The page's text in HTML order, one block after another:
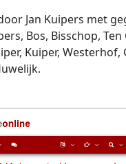
Jan Kuipers met
Bos, Bisschop, Ten
Kuiper, Westerhof,